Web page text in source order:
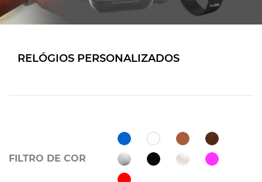
RELÓGIOS PERSONALIZADOS
FILTRO DE COR